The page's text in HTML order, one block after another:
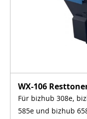
WX-106
Für bizhub 308e,
585e und bizhub